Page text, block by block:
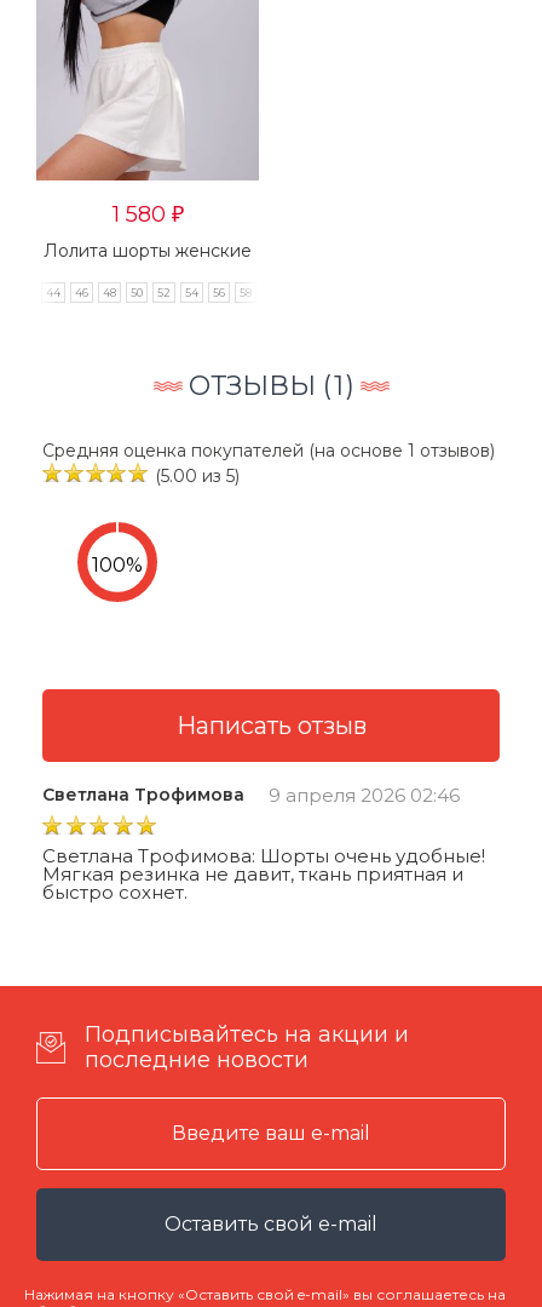
1 580 ₽
Лолита шорты женские
44 46 48 50 52 54 56 58
ОТЗЫВЫ (1)
Средняя оценка покупателей (на основе 1 отзывов)
(5.00 из 5)
Светлана Трофимова 9 апреля 2026 02:46
Светлана Трофимова: Шорты очень удобные!
Мягкая резинка не давит, ткань приятная и
быстро сохнет.
Подписывайтесь на акции и
последние новости
Оставить свой e-mail
Нажимая на кнопку «Оставить свой e-mail» вы соглашаетесь на